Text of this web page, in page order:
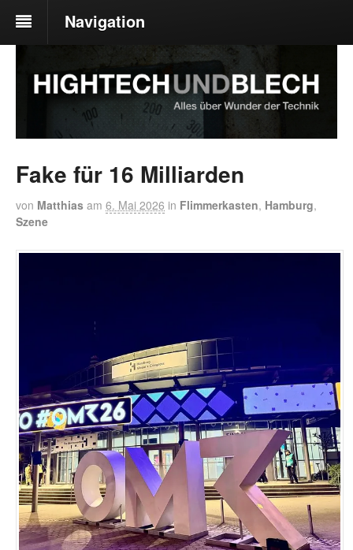
Navigation
Fake für 16 Milliarden
von Matthias am 6. Mai 2026 in Flimmerkasten, Hamburg,
Szene